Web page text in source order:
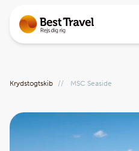
Rejsekalender
Krydstogtskib // MSC Seaside